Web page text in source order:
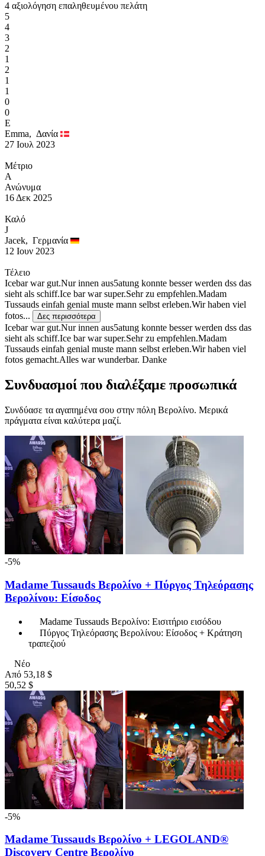
4 αξιολόγηση επαληθευμένου πελάτη
5
4
3
2
1
2
1
1
0
0
E
Emma, Δανία
27 Ιουλ 2023
Μέτριο
Α
Ανώνυμα
16 Δεκ 2025
Καλό
J
Jacek, Γερμανία
12 Ιουν 2023
Τέλειο
Icebar war gut.Nur innen aus5atung konnte besser werden dss das
sieht als schiff.Ice bar war super.Sehr zu empfehlen.Madam
Tussauds einfah genial muste mann selbst erleben.Wir haben viel
fotos...
Δες περισσότερα
Icebar war gut.Nur innen aus5atung konnte besser werden dss das
sieht als schiff.Ice bar war super.Sehr zu empfehlen.Madam
Tussauds einfah genial muste mann selbst erleben.Wir haben viel
fotos gemacht.Alles war wunderbar. Danke
Συνδυασμοί που διαλέξαμε προσωπικά
Συνδύασε τα αγαπημένα σου στην πόλη Βερολίνο. Μερικά
πράγματα είναι καλύτερα μαζί.
-5%
Madame Tussauds Βερολίνο + Πύργος Τηλεόρασης
Βερολίνου: Είσοδος
Madame Tussauds Βερολίνο: Εισιτήριο εισόδου
Πύργος Τηλεόρασης Βερολίνου: Είσοδος + Κράτηση
τραπεζιού
Νέο
Από 53,18 $
50,52 $
-5%
Madame Tussauds Βερολίνο + LEGOLAND®
Discovery Centre Βερολίνο